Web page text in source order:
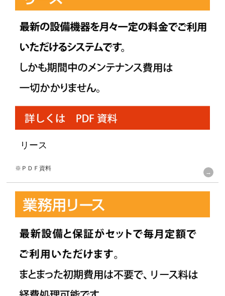
リース
※ＰＤＦ資料